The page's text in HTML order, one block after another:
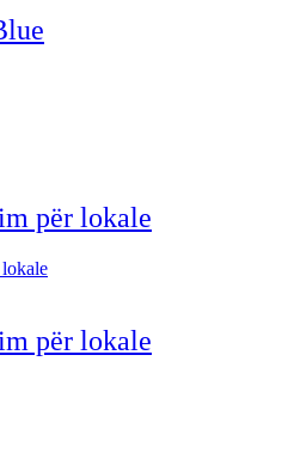
për lokale
për lokale